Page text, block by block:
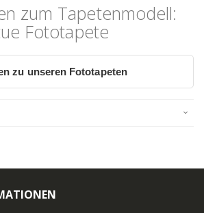
zum Tapetenmodell:
Fototapete
zu unseren Fototapeten